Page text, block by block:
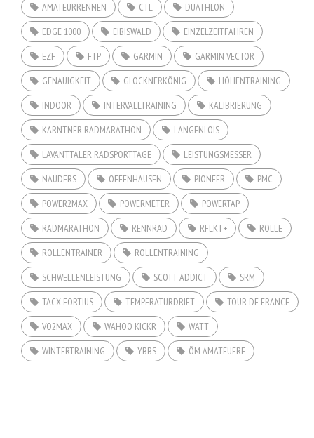
AMATEURRENNEN CTL
DUATHLON
EDGE 1000
EIBISWALD
EINZELZEITFAHREN
EZF
FTP GARMIN
GARMIN VECTOR
GENAUIGKEIT
GLOCKNERKÖNIG
HÖHENTRAINING
INDOOR
INTERVALLTRAINING
KALIBRIERUNG
KÄRNTNER RADMARATHON
LANGENLOIS
LAVANTTALER RADSPORTTAGE
LEISTUNGSMESSER
NAUDERS
OFFENHAUSEN PIONEER
PMC
POWER2MAX
POWERMETER
POWERTAP
RADMARATHON
RENNRAD RFLKT+
ROLLE
ROLLENTRAINER
ROLLENTRAINING
SCHWELLENLEISTUNG
SCOTT ADDICT
SRM
TACX FORTIUS
TEMPERATURDRIFT
TOUR DE FRANCE
VO2MAX
WAHOO KICKR
WATT
WINTERTRAINING
YBBS ÖM AMATEUERE